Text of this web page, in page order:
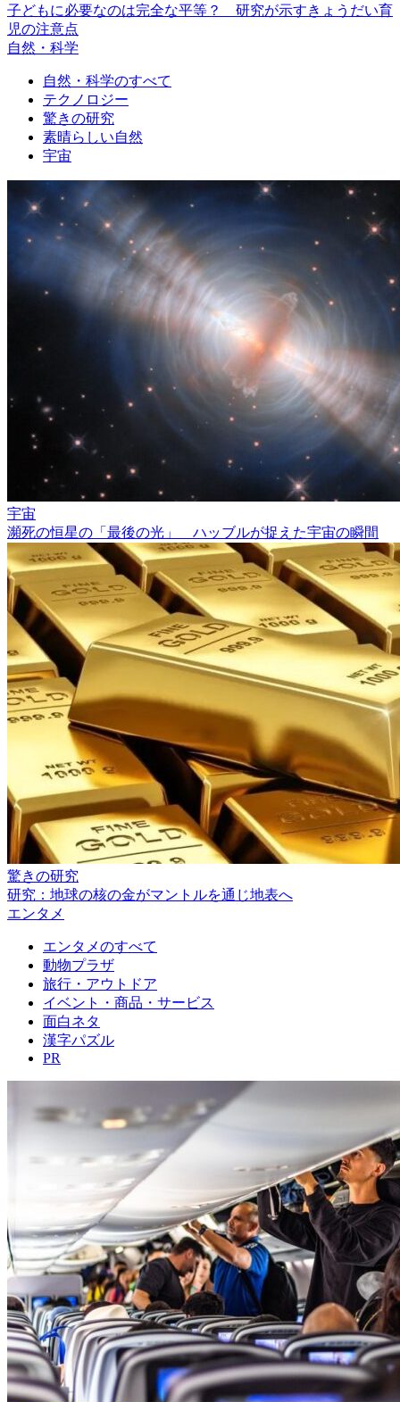
子どもに必要なのは完全な平等？ 研究が示すきょうだい育
児の注意点
自然・科学
自然・科学のすべて
テクノロジー
驚きの研究
素晴らしい自然
宇宙
宇宙
瀕死の恒星の「最後の光」 ハッブルが捉えた宇宙の瞬間
驚きの研究
研究：地球の核の金がマントルを通じ地表へ
エンタメ
エンタメのすべて
動物プラザ
旅行・アウトドア
イベント・商品・サービス
面白ネタ
漢字パズル
PR